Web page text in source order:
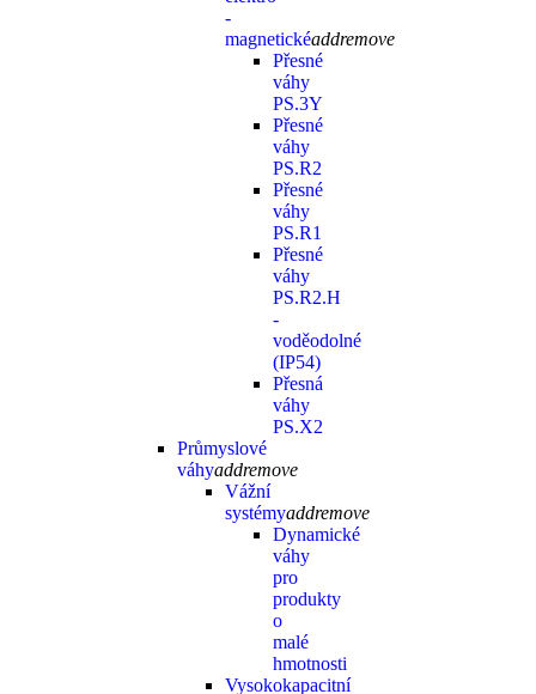
-
magnetickéaddremove
Přesné
váhy
PS.3Y
Přesné
váhy
PS.R2
Přesné
váhy
PS.R1
Přesné
váhy
PS.R2.H
-
voděodolné
(IP54)
Přesná
váhy
PS.X2
Průmyslové
váhyaddremove
Vážní
systémyaddremove
Dynamické
váhy
pro
produkty
o
malé
hmotnosti
Vysokokapacitní